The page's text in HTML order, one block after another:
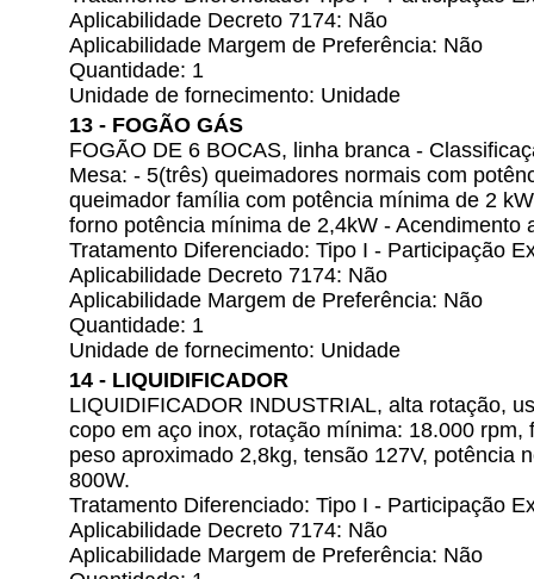
Aplicabilidade Decreto 7174: Não
Aplicabilidade Margem de Preferência: Não
Quantidade: 1
Unidade de fornecimento: Unidade
13 - FOGÃO GÁS
FOGÃO DE 6 BOCAS, linha branca -
Mesa: - 5(três) queimadores normais com
queimador família com potência mínima de 2
forno potência mínima de 2,4kW - Acendimento
Tratamento Diferenciado: Tipo I - Participação
Aplicabilidade Decreto 7174: Não
Aplicabilidade Margem de Preferência: Não
Quantidade: 1
Unidade de fornecimento: Unidade
14 - LIQUIDIFICADOR
LIQUIDIFICADOR INDUSTRIAL, alta rotação,
copo em aço inox, rotação mínima: 18.000 rpm,
peso aproximado 2,8kg, tensão 127V, potência
800W.
Tratamento Diferenciado: Tipo I - Participação
Aplicabilidade Decreto 7174: Não
Aplicabilidade Margem de Preferência: Não